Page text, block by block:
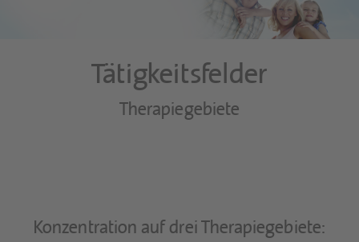
Tätigkeitsfelder
Therapiegebiete
Konzentration auf drei Therapiegebiete: